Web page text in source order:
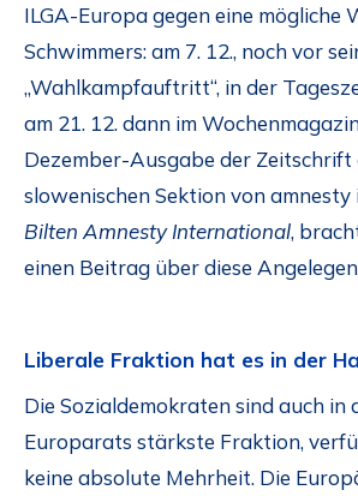
ILGA-Europa gegen eine mögliche
Schwimmers: am 7. 12., noch vor
„Wahlkampfauftritt“, in der
am 21. 12. dann im
Dezember-Ausgabe der Zeitschrift
slowenischen Sektion von
Bilten Amnesty International,
einen Beitrag über diese
Liberale Fraktion hat es in der
Die Sozialdemokraten sind auch in
Europarats stärkste Fraktion,
keine absolute Mehrheit. Die